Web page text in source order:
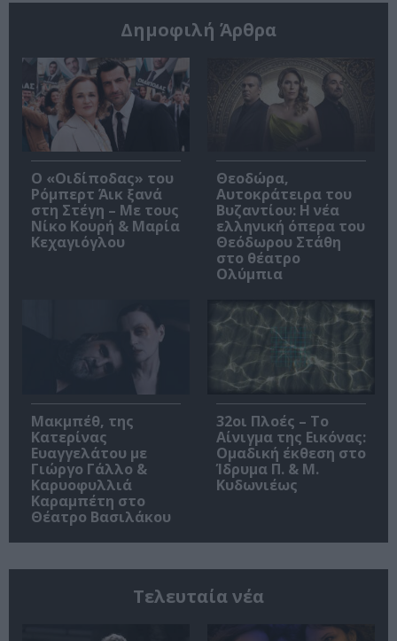
Δημοφιλή Άρθρα
O «Οιδίποδας» του
Ρόμπερτ Άικ ξανά
στη Στέγη – Με τους
Νίκο Κουρή & Μαρία
Κεχαγιόγλου
Θεοδώρα,
Αυτοκράτειρα του
Βυζαντίου: Η νέα
ελληνική όπερα του
Θεόδωρου Στάθη
στο θέατρο
Ολύμπια
Μακμπέθ, της
Κατερίνας
Ευαγγελάτου με
Γιώργο Γάλλο &
Καρυοφυλλιά
Καραμπέτη στο
Θέατρο Βασιλάκου
32οι Πλοές – Το
Αίνιγμα της Εικόνας:
Ομαδική έκθεση στο
Ίδρυμα Π. & Μ.
Κυδωνιέως
Τελευταία νέα